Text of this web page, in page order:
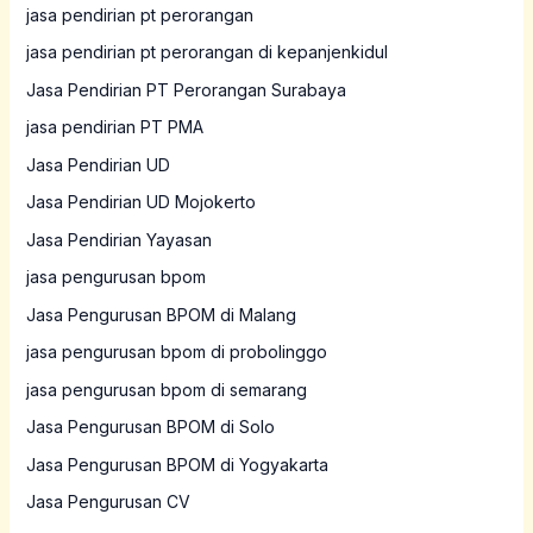
jasa pendirian pt perorangan
jasa pendirian pt perorangan di kepanjenkidul
Jasa Pendirian PT Perorangan Surabaya
jasa pendirian PT PMA
Jasa Pendirian UD
Jasa Pendirian UD Mojokerto
Jasa Pendirian Yayasan
jasa pengurusan bpom
Jasa Pengurusan BPOM di Malang
jasa pengurusan bpom di probolinggo
jasa pengurusan bpom di semarang
Jasa Pengurusan BPOM di Solo
Jasa Pengurusan BPOM di Yogyakarta
Jasa Pengurusan CV